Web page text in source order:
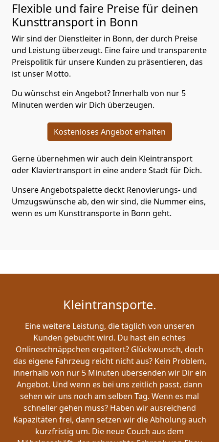
Flexible und faire Preise für deinen
Kunsttransport in Bonn
Wir sind der Dienstleiter in Bonn, der durch Preise
und Leistung überzeugt. Eine faire und transparente
Preispolitik für unsere Kunden zu präsentieren, das
ist unser Motto.
Du wünschst ein Angebot? Innerhalb von nur 5
Minuten werden wir Dich überzeugen.
Kostenloses Angebot erhalten
Gerne übernehmen wir auch dein Kleintransport
oder Klaviertransport in eine andere Stadt für Dich.
Unsere Angebotspalette deckt Renovierungs- und
Umzugswünsche ab, den wir sind, die Nummer eins,
wenn es um Kunsttransporte in Bonn geht.
Kleintransporte.
Eine weitere Leistung, die täglich von unseren
Kunden gebucht wird. Du hast ein echtes
Onlineschnäppchen ergattert? Glückwunsch, doch
das eigene Fahrzeug reicht nicht aus? Kein Problem,
innerhalb von nur 5 Minuten übersenden wir Dir ein
Angebot. Und wenn es bei uns zeitlich passt, dann
sehen wir uns noch am selben Tag. Wenn es mal
schneller gehen muss? Haben wir ausreichend
Kapazitäten frei, dann setzen wir die Abholung auch
kurzfristig um. Die neue Couch aus dem